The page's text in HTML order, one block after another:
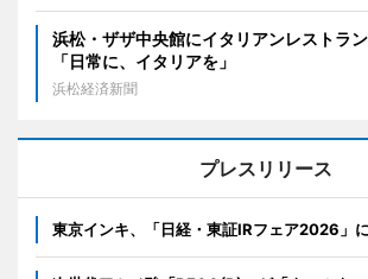
浜松・ザザ中央館にイタリアンレストラ
「日常に、イタリアを」
浜松経済新聞
プレスリリース
東京インキ、「日経・東証IRフェア2026」